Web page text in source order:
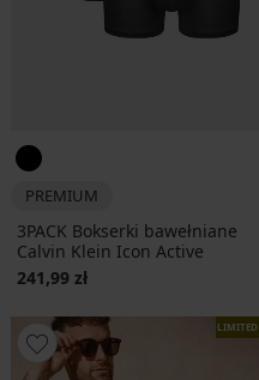
PREMIUM
3PACK Bokserki bawełniane
Calvin Klein Icon Active
241,99 zł
LIMITED